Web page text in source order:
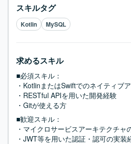
スキルタグ
Kotlin MySQL
求めるスキル
■必須スキル：
・KotlinまたはSwiftでのネイティブ
・RESTful APIを用いた開発経験
・Gitが使える方
■歓迎スキル：
・マイクロサービスアーキテクチャ
・JWT等を用いた認証・認可の実装